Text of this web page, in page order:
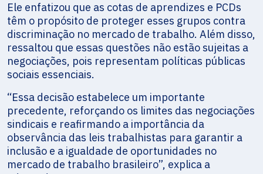
Ele enfatizou que as cotas de aprendizes e PCDs
têm o propósito de proteger esses grupos contra
discriminação no mercado de trabalho. Além disso,
ressaltou que essas questões não estão sujeitas a
negociações, pois representam políticas públicas
sociais essenciais.
“Essa decisão estabelece um importante
precedente, reforçando os limites das negociações
sindicais e reafirmando a importância da
observância das leis trabalhistas para garantir a
inclusão e a igualdade de oportunidades no
mercado de trabalho brasileiro”, explica a